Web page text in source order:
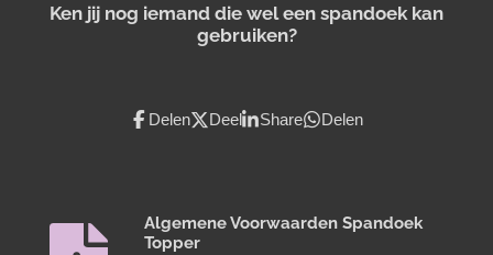
Ken jij nog iemand die wel een spandoek kan
gebruiken?
Delen Deel Share Delen
Algemene Voorwaarden Spandoek
Topper